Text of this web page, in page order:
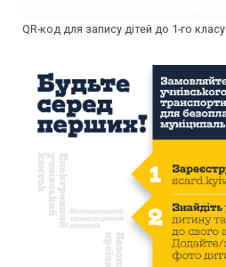
QR-код для запису дітей до 1-го класу